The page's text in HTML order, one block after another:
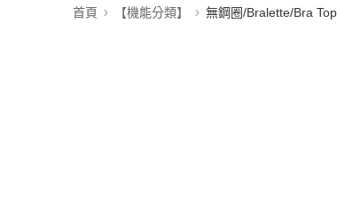
首頁 【機能分類】 無鋼圈/Bralette/Bra Top